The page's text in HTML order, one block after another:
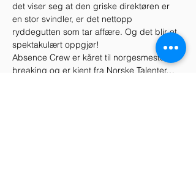
det viser seg at den griske direktøren er
en stor svindler, er det nettopp
ryddegutten som tar affære. Og det blir et
spektakulært oppgjør!
Absence Crew er kåret til norgesmestere i
breaking og er kjent fra Norske Talenter…